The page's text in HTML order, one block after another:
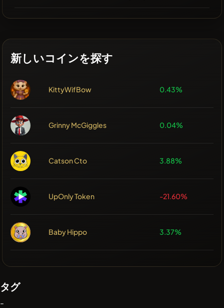
新しいコインを探す
KittyWifBow 0.43%
Grinny McGiggles 0.04%
Catson Cto 3.88%
UpOnly Token -21.60%
Baby Hippo 3.37%
タグ
-